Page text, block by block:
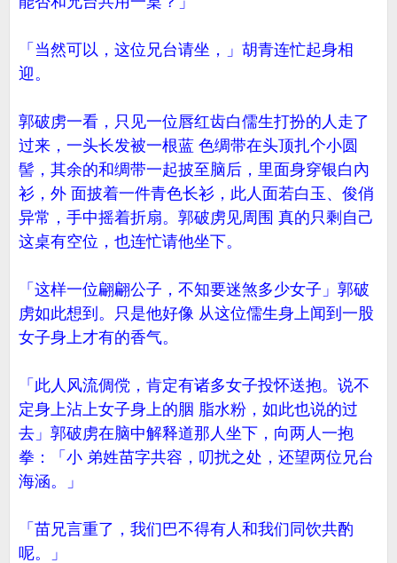
「当然可以，这位兄台请坐，」胡青连忙起身相
迎。
郭破虏一看，只见一位唇红齿白儒生打扮的人走了
过来，一头长发被一根蓝 色绸带在头顶扎个小圆
髻，其余的和绸带一起披至脑后，里面身穿银白內
衫，外 面披着一件青色长衫，此人面若白玉、俊俏
异常，手中摇着折扇。郭破虏见周围 真的只剩自己
这桌有空位，也连忙请他坐下。
「这样一位翩翩公子，不知要迷煞多少女子」郭破
虏如此想到。只是他好像 从这位儒生身上闻到一股
女子身上才有的香气。
「此人风流倜傥，肯定有诸多女子投怀送抱。说不
定身上沾上女子身上的胭 脂水粉，如此也说的过
去」郭破虏在脑中解释道那人坐下，向两人一抱
拳：「小 弟姓苗字共容，叨扰之处，还望两位兄台
海涵。」
「苗兄言重了，我们巴不得有人和我们同饮共酌
呢。」